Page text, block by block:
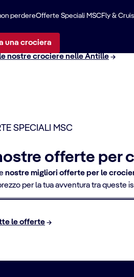
perdereOfferte Speciali MSCFly &
una crociera
in Martinica
nostre crociere nelle Antille
SPECIALI MSC
offerte per
nostre migliori offerte per le
per la tua avventura tra queste
AL 10% DI SCONTO
per over 65
le offerte